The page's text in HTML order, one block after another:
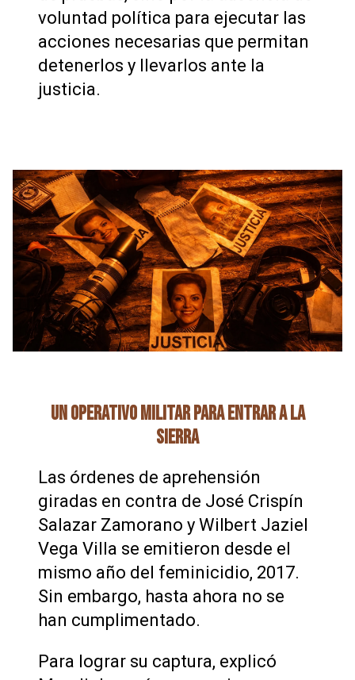
voluntad política para ejecutar las
acciones necesarias que permitan
detenerlos y llevarlos ante la
justicia.
UN OPERATIVO MILITAR PARA ENTRAR A LA
SIERRA
Las órdenes de aprehensión
giradas en contra de José Crispín
Salazar Zamorano y Wilbert Jaziel
Vega Villa se emitieron desde el
mismo año del feminicidio, 2017.
Sin embargo, hasta ahora no se
han cumplimentado.
Para lograr su captura, explicó